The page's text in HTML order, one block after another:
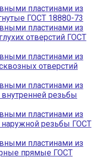
пластинами из
ГОСТ 18880-73
пластинами из
отверстий ГОСТ
пластинами из
отверстий
пластинами из
резьбы
пластинами из
наружной резьбы ГОСТ
пластинами из
прямые ГОСТ